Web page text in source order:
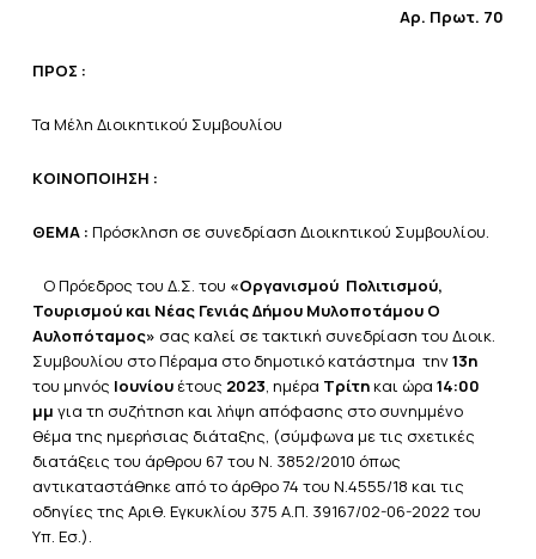
Αρ. Πρωτ. 70
ΠΡΟΣ :
Τα Μέλη Διοικητικού Συμβουλίου
ΚΟΙΝΟΠΟΙΗΣΗ :
ΘΕΜΑ : Πρόσκληση σε συνεδρίαση Διοικητικού Συμβουλίου.
Ο Πρόεδρος του Δ.Σ. του «Οργανισμού Πολιτισμού,
Τουρισμού και Νέας Γενιάς Δήμου Μυλοποτάμου Ο
Αυλοπόταμος» σας καλεί σε τακτική συνεδρίαση του Διοικ.
Συμβουλίου στο Πέραμα στο δημοτικό κατάστημα την13η
του μηνός Ιουνίουέτους 2023, ημέρα Τρίτηκαι ώρα 14:00
μμ για τη συζήτηση και λήψη απόφασης στο συνημμένο
θέμα της ημερήσιας διάταξης, (σύμφωνα με τις σχετικές
διατάξεις του άρθρου 67 του Ν. 3852/2010 όπως
αντικαταστάθηκε από το άρθρο 74 του Ν.4555/18 και τις
οδηγίες της Αριθ. Εγκυκλίου 375 Α.Π. 39167/02-06-2022 του
Υπ. Εσ.).